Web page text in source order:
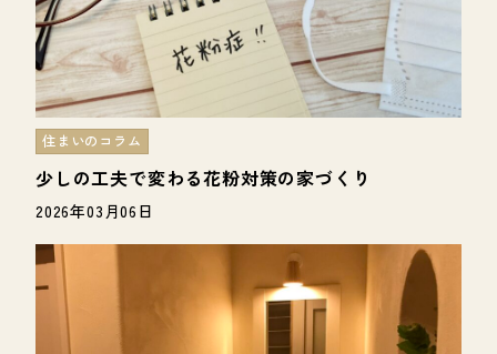
少しの工夫で変わる花粉対策の家づくり
住まいのコラム
2026年03月06日